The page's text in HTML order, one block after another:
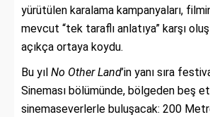
yürütülen karalama kampanyaları,
mevcut “tek taraflı anlatıya” karşı
açıkça ortaya koydu.
Bu yıl No Other Land’in yanı sıra
Sineması bölümünde, bölgeden beş
sinemaseverlerle buluşacak: 200